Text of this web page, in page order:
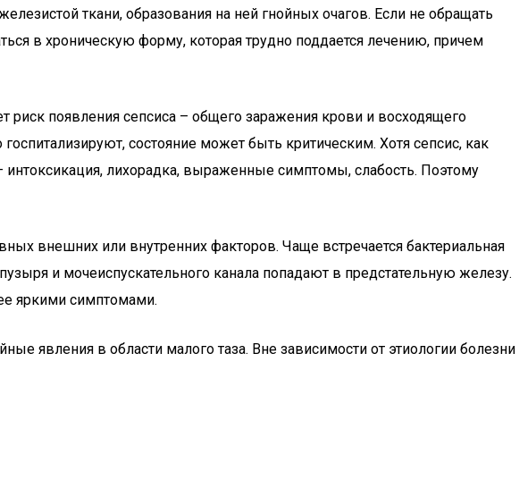
ткани, образования на ней гнойных очагов. Если не обращать
в хроническую форму, которая трудно поддается лечению, причем
появления сепсиса – общего заражения крови и восходящего
состояние может быть критическим. Хотя сепсис, как
лихорадка, выраженные симптомы, слабость. Поэтому
внешних или внутренних факторов. Чаще встречается бактериальная
и мочеиспускательного канала попадают в предстательную железу.
яркими симптомами.
явления в области малого таза. Вне зависимости от этиологии болезни